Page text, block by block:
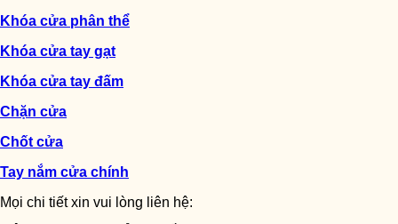
Khóa cửa phân thể
Khóa cửa tay gạt
Khóa cửa tay đấm
Chặn cửa
Chốt cửa
Tay nắm cửa chính
Mọi chi tiết xin vui lòng liên hệ: